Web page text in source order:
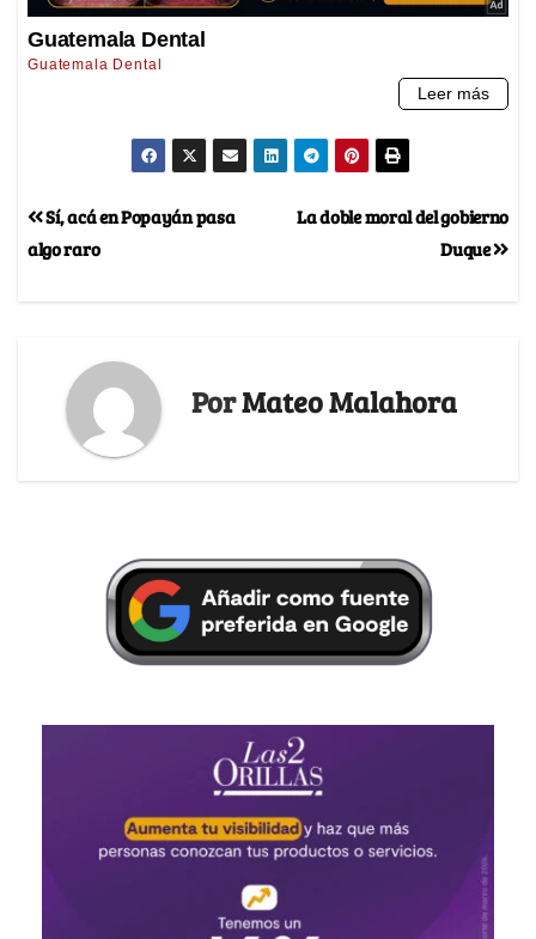
La doble moral del gobierno
Duque
Sí, acá en Popayán pasa
algo raro
PorMateo Malahora